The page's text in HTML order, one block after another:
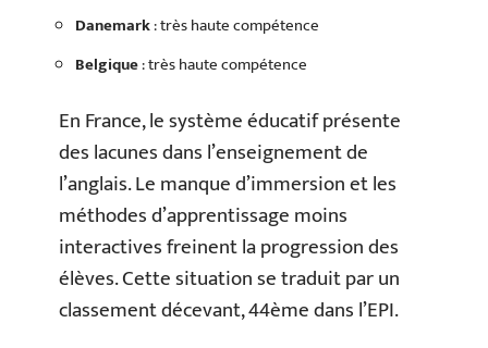
Danemark: très haute compétence
Belgique: très haute compétence
En France, le système éducatif présente
des lacunes dans l’enseignement de
l’anglais. Le manque d’immersion et les
méthodes d’apprentissage moins
interactives freinent la progression des
élèves. Cette situation se traduit par un
classement décevant, 44ème dans l’EPI.